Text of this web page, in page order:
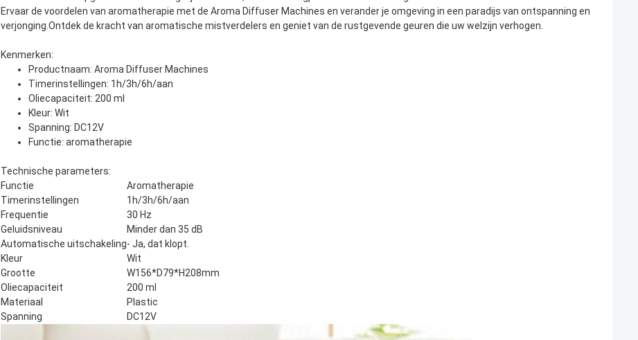
Ervaar de voordelen van aromatherapie met de Aroma Diffuser Machines en verander je omgeving in een paradijs van ontspanning en
verjonging.Ontdek de kracht van aromatische mistverdelers en geniet van de rustgevende geuren die uw welzijn verhogen.
Kenmerken:
Productnaam: Aroma Diffuser Machines
Timerinstellingen: 1h/3h/6h/aan
Oliecapaciteit: 200 ml
Kleur: Wit
Spanning: DC12V
Functie: aromatherapie
Technische parameters:
Functie
Aromatherapie
Timerinstellingen
1h/3h/6h/aan
Frequentie
30 Hz
Geluidsniveau
Minder dan 35 dB
Automatische uitschakeling- Ja, dat klopt.
Kleur
Wit
Grootte
W156*D79*H208mm
Oliecapaciteit
200 ml
Materiaal
Plastic
Spanning
DC12V